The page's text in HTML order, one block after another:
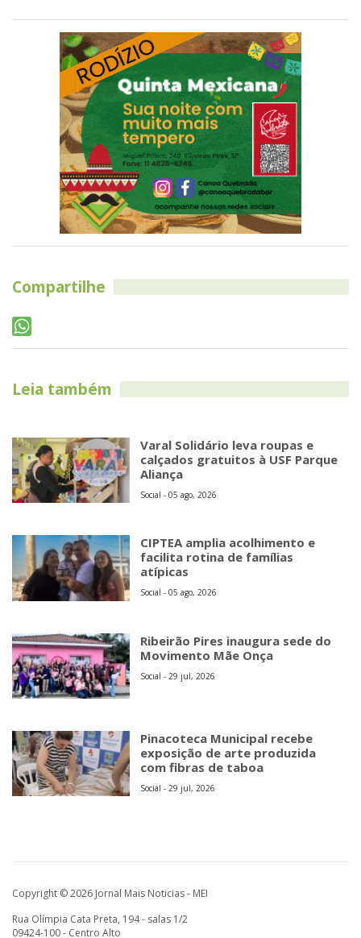
Compartilhe
Leia também
Varal Solidário leva roupas e
calçados gratuitos à USF Parque
Aliança
Social - 05 ago, 2026
CIPTEA amplia acolhimento e
facilita rotina de famílias
atípicas
Social - 05 ago, 2026
Ribeirão Pires inaugura sede do
Movimento Mãe Onça
Social - 29 jul, 2026
Pinacoteca Municipal recebe
exposição de arte produzida
com fibras de taboa
Social - 29 jul, 2026
Copyright © 2026 Jornal Mais Noticias - MEI
Rua Olímpia Cata Preta, 194 - salas 1/2
09424-100 - Centro Alto